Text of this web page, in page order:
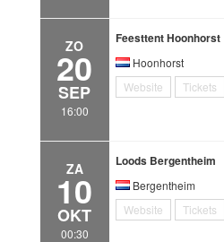
ZO
20
SEP
16:00
Feesttent Hoonhorst
Hoonhorst
Website
Tickets
ZA
10
OKT
00:30
Loods Bergentheim
Bergentheim
Website
Tickets